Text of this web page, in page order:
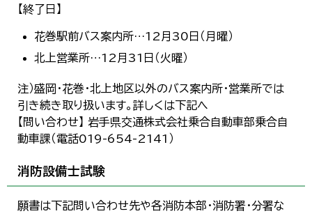
【終了日】
花巻駅前バス案内所…12月30日（月曜）
北上営業所…12月31日（火曜）
注）盛岡・花巻・北上地区以外のバス案内所・営業所では
引き続き取り扱います。詳しくは下記へ
【問い合わせ】 岩手県交通株式会社乗合自動車部乗合自
動車課（電話019-654-2141）
消防設備士試験
願書は下記問い合わせ先や各消防本部・消防署・分署な